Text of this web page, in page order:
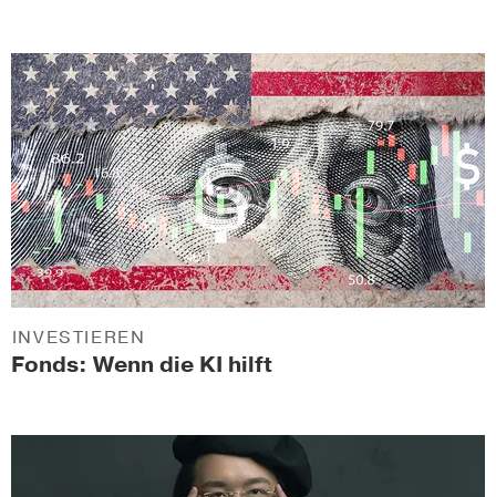
Fonds: Wenn die KI hilft
INVESTIEREN